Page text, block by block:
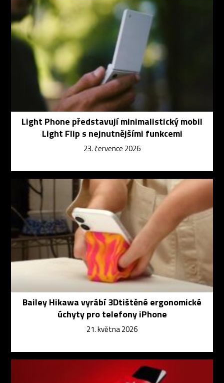
Light Phone představují minimalistický mobil
Light Flip s nejnutnějšími funkcemi
23. července 2026
Bailey Hikawa vyrábí 3Dtištěné ergonomické
úchyty pro telefony iPhone
21. května 2026